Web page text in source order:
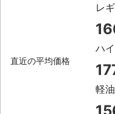
直近の平均価格
レ
ハ
軽油